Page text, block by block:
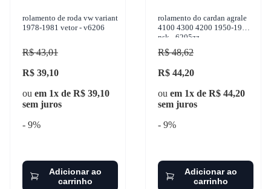
rolamento de roda vw variant
1978-1981 vetor - v6206
R$ 43,01
R$ 39,10
ou em 1x de R$ 39,10
sem juros
- 9%
Adicionar ao
carrinho
rolamento do cardan agrale
4100 4300 4200 1950-1994
nsk - 6205zz
R$ 48,62
R$ 44,20
ou em 1x de R$ 44,20
sem juros
- 9%
Adicionar ao
carrinho